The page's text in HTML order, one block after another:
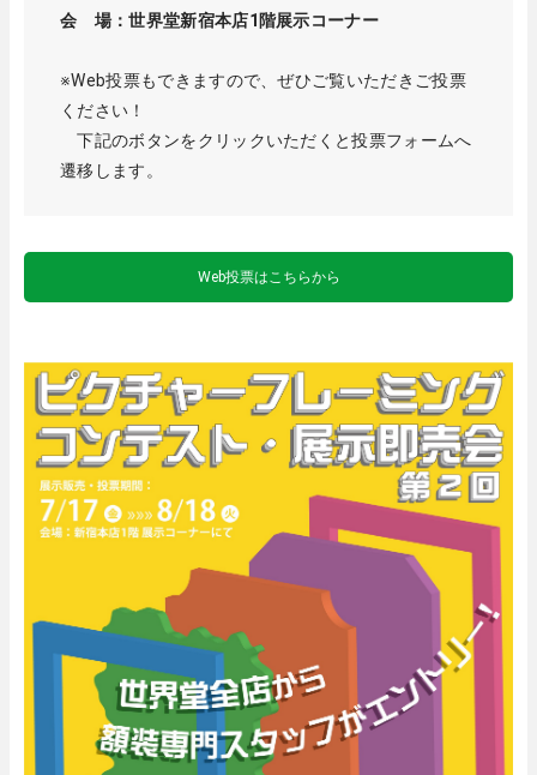
会 場：世界堂新宿本店1階展示コーナー
※Web投票もできますので、ぜひご覧いただきご投票
ください！
下記のボタンをクリックいただくと投票フォームへ
遷移します。
Web投票はこちらから